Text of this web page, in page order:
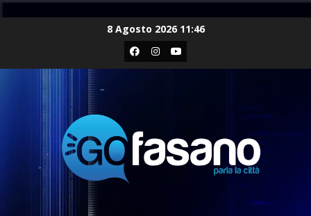
8 Agosto 2026 11:46
Facebook
Instagram
Youtube